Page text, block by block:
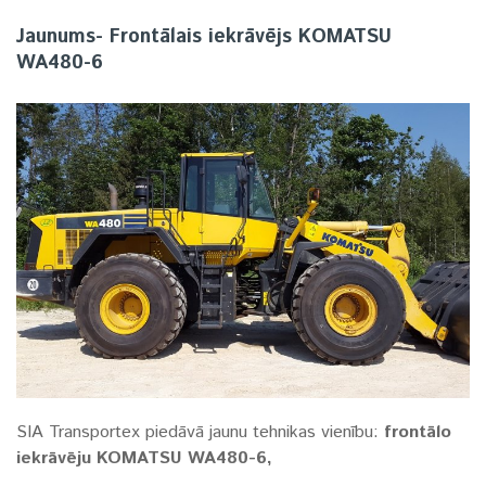
Jaunums- Frontālais iekrāvējs KOMATSU
WA480-6
SIA Transportex piedāvā jaunu tehnikas vienību: frontālo
iekrāvēju KOMATSU WA480-6,